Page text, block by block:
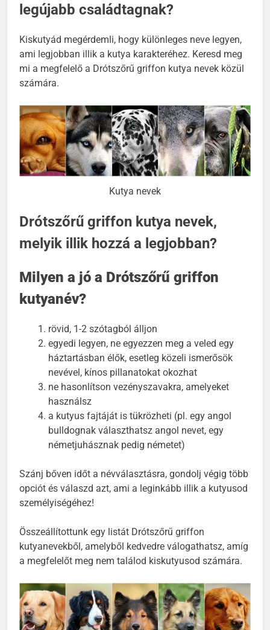
legújabb családtagnak?
Kiskutyád megérdemli, hogy különleges neve legyen,
ami legjobban illik a kutya karakteréhez. Keresd meg
mi a megfelelő a Drótszőrű griffon kutya nevek közül
számára.
Kutya nevek
Drótszőrű griffon kutya nevek,
melyik illik hozzá a legjobban?
Milyen a jó a Drótszőrű griffon
kutyanév?
rövid, 1-2 szótagból álljon
egyedi legyen, ne egyezzen meg a veled egy
háztartásban élők, esetleg közeli ismerősök
nevével, kínos pillanatokat okozhat
ne hasonlítson vezényszavakra, amelyeket
használsz
a kutyus fajtáját is tükrözheti (pl. egy angol
bulldognak választhatsz angol nevet, egy
németjuhásznak pedig németet)
Szánj bőven időt a névválasztásra, gondolj végig több
opciót és válaszd azt, ami a leginkább illik a kutyusod
személyiségéhez!
Összeállítottunk egy listát Drótszőrű griffon
kutyanevekből, amelyből kedvedre válogathatsz, amíg
a megfelelőt meg nem találod kiskutyusod számára.